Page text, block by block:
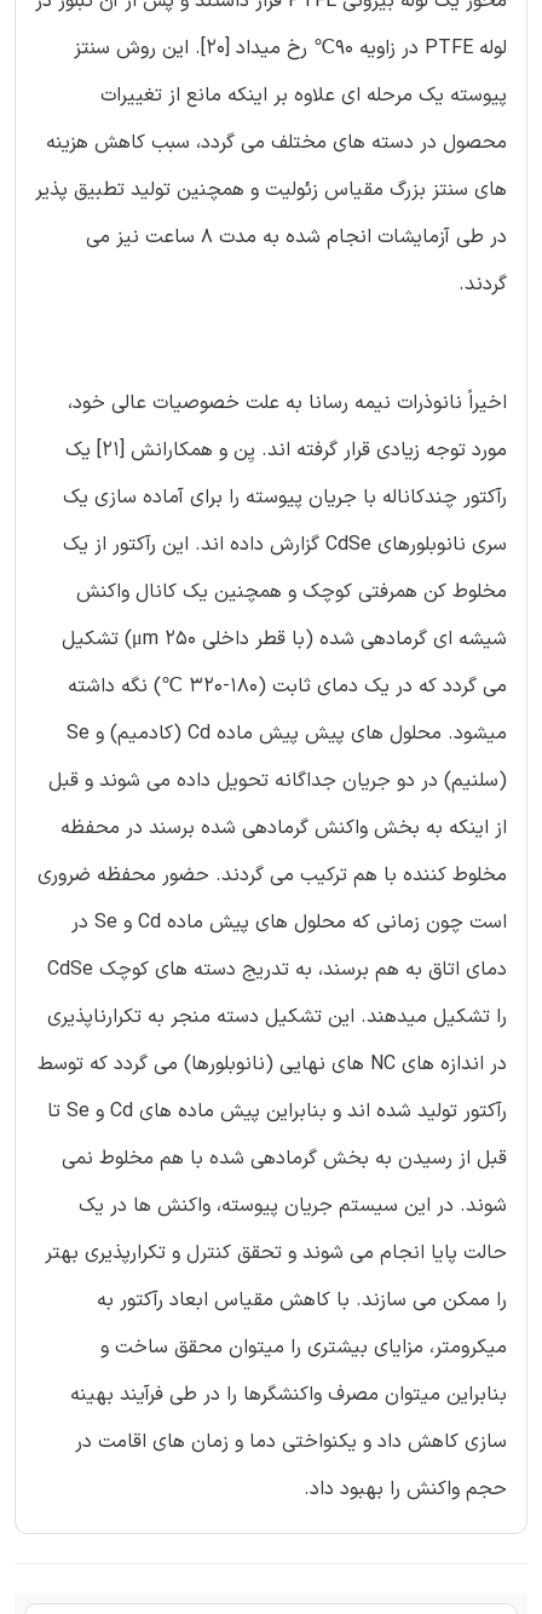
لوله PTFE در زاویه 90℃ رخ میداد [20]. این روش سنتز
پیوسته یک مرحله ای علاوه بر اینکه مانع از تغییرات
محصول در دسته های مختلف می گردد، سبب کاهش هزینه
های سنتز بزرگ مقیاس زئولیت و همچنین تولید تطبیق پذیر
در طی آزمایشات انجام شده به مدت 8 ساعت نیز می
گردند.
اخیراً نانوذرات نیمه رسانا به علت خصوصیات عالی خود،
مورد توجه زیادی قرار گرفته اند. یِن و همکارانش [21] یک
رآکتور چندکاناله با جریان پیوسته را برای آماده سازی یک
سری نانوبلورهای CdSe گزارش داده اند. این رآکتور از یک
مخلوط کن همرفتی کوچک و همچنین یک کانال واکنش
شیشه ای گرمادهی شده (با قطر داخلی 250 μm) تشکیل
می گردد که در یک دمای ثابت (180-320 ℃) نگه داشته
میشود. محلول های پیش پیش ماده Cd (کادمیم) و Se
(سلنیم) در دو جریان جداگانه تحویل داده می شوند و قبل
از اینکه به بخش واکنش گرمادهی شده برسند در محفظه
مخلوط کننده با هم ترکیب می گردند. حضور محفظه ضروری
است چون زمانی که محلول های پیش ماده Cd و Se در
دمای اتاق به هم برسند، به تدریج دسته های کوچک CdSe
را تشکیل میدهند. این تشکیل دسته منجر به تکرارناپذیری
در اندازه های NC های نهایی (نانوبلورها) می گردد که توسط
رآکتور تولید شده اند و بنابراین پیش ماده های Cd و Se تا
قبل از رسیدن به بخش گرمادهی شده با هم مخلوط نمی
شوند. در این سیستم جریان پیوسته، واکنش ها در یک
حالت پایا انجام می شوند و تحقق کنترل و تکرارپذیری بهتر
را ممکن می سازند. با کاهش مقیاس ابعاد رآکتور به
میکرومتر، مزایای بیشتری را میتوان محقق ساخت و
بنابراین میتوان مصرف واکنشگرها را در طی فرآیند بهینه
سازی کاهش داد و یکنواختی دما و زمان های اقامت در
حجم واکنش را بهبود داد.